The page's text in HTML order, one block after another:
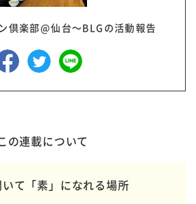
倶楽部@仙台～BLGの活動報告
の連載について
て「素」になれる場所